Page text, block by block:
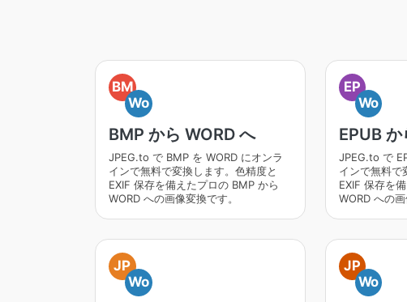
BM
Wo
BMP から WORD へ
JPEG.to で BMP を WORD にオンラ
インで無料で変換します。色精度と
EXIF 保存を備えたプロの BMP から
WORD への画像変換です。
EP
Wo
EPUB
JPEG.to で
インで無料で
EXIF 保存を
WORD への画
JP
Wo
JP
Wo